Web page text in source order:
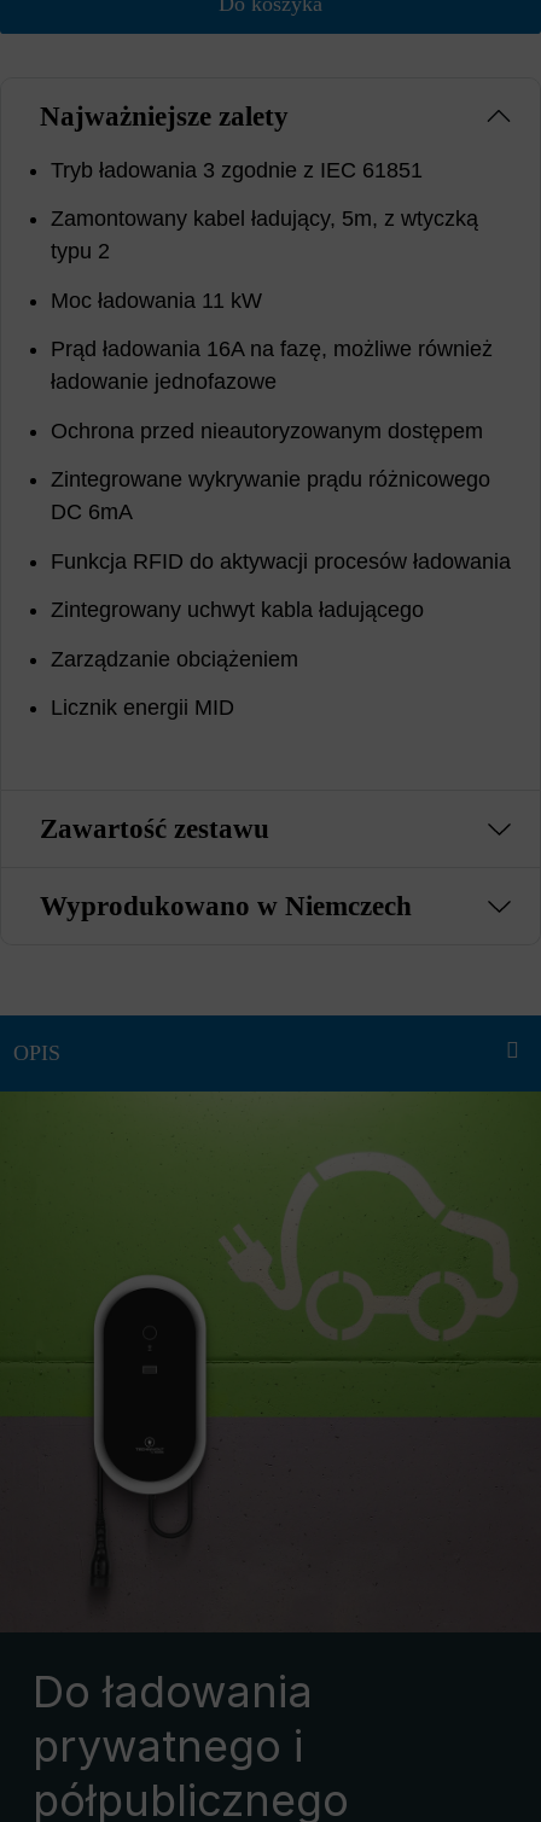
Najważniejsze zalety
Tryb ładowania 3 zgodnie z IEC 61851
Zamontowany kabel ładujący, 5m, z wtyczką
typu 2
Moc ładowania 11 kW
Prąd ładowania 16A na fazę, możliwe również
ładowanie jednofazowe
Ochrona przed nieautoryzowanym dostępem
Zintegrowane wykrywanie prądu różnicowego
DC 6mA
Funkcja RFID do aktywacji procesów ładowania
Zintegrowany uchwyt kabla ładującego
Zarządzanie obciążeniem
Licznik energii MID
Zawartość zestawu
Wyprodukowano w Niemczech
Do ładowania
prywatnego i
półpublicznego